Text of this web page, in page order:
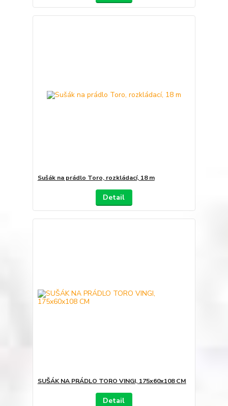
Sušák na prádlo Toro, rozkládací, 18 m
Detail
SUŠÁK NA PRÁDLO TORO VINGI, 175x60x108 CM
Detail